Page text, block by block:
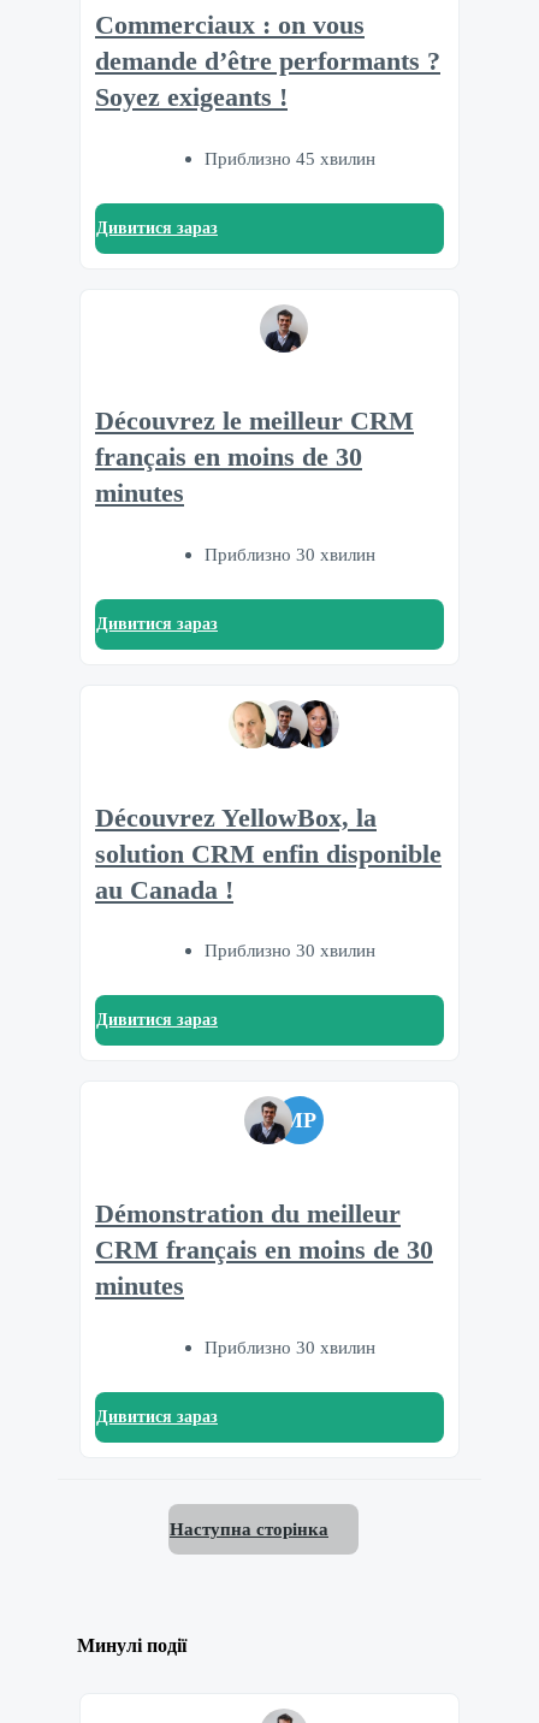
Commerciaux : on vous
demande d’être performants ?
Soyez exigeants !
Приблизно 45 хвилин
Дивитися зараз
Découvrez le meilleur CRM
français en moins de 30
minutes
Приблизно 30 хвилин
Дивитися зараз
Découvrez YellowBox, la
solution CRM enfin disponible
au Canada !
Приблизно 30 хвилин
Дивитися зараз
MP
Démonstration du meilleur
CRM français en moins de 30
minutes
Приблизно 30 хвилин
Дивитися зараз
Наступна сторінка
Минулі події